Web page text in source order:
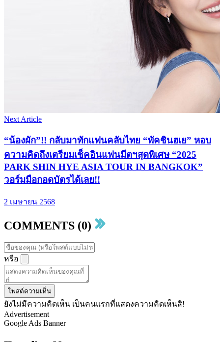
Next Article
“น้องผัก”!! กลับมาทักแฟนคลับไทย “พัคชินฮเย” หอบ
ความคิดถึงเตรียมเช็คอินแฟนมีตฯสุดพิเศษ “2025
PARK SHIN HYE ASIA TOUR IN BANGKOK”
วอร์มมือกอดบัตรได้เลย!!
2 เมษายน 2568
COMMENTS (0)
หรือ
โพสต์ความเห็น
ยังไม่มีความคิดเห็น เป็นคนแรกที่แสดงความคิดเห็นสิ!
Advertisement
Google Ads Banner